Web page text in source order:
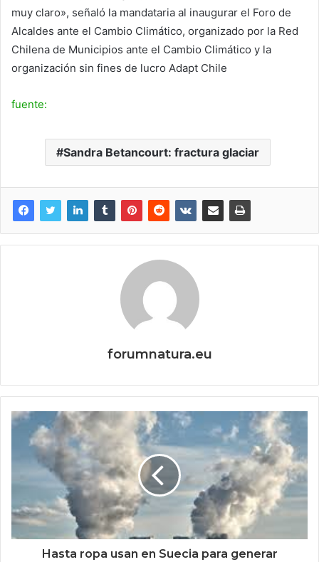
muy claro», señaló la mandataria al inaugurar el Foro de
Alcaldes ante el Cambio Climático, organizado por la Red
Chilena de Municipios ante el Cambio Climático y la
organización sin fines de lucro Adapt Chile
fuente:
Sandra Betancourt: fractura glaciar
forumnatura.eu
Hasta ropa usan en Suecia para generar